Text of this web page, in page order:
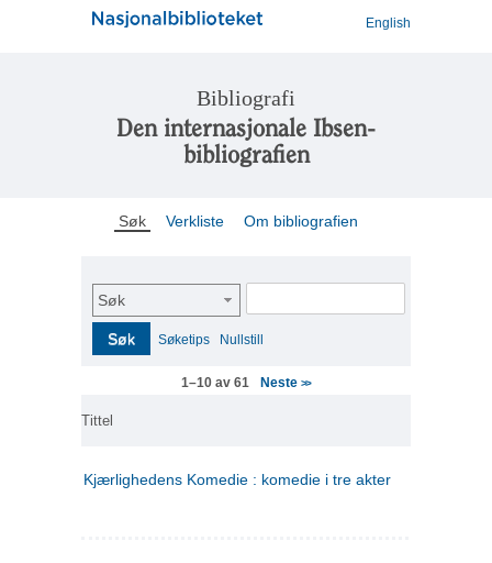
English
Bibliografi
Den internasjonale Ibsen-
bibliografien
Søk Verkliste Om bibliografien
Søk
Søk Søketips Nullstill
1–10 av 61 Neste>>
Tittel
Kjærlighedens Komedie : komedie i tre akter